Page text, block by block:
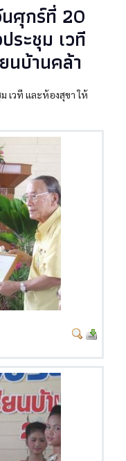
ศุกร์ที่ 20
ระชุม เวที
นบ้านคล้า
เวที และห้องสุขา ให้